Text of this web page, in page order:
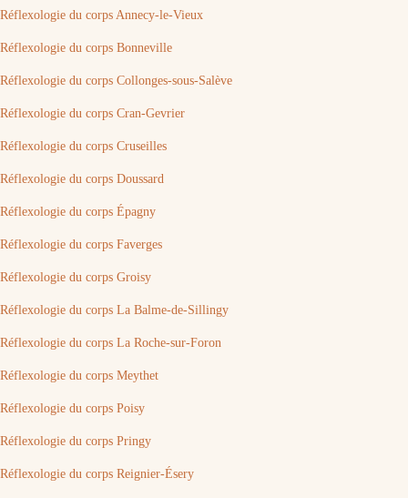
Réflexologie du corps Annecy-le-Vieux
Réflexologie du corps Bonneville
Réflexologie du corps Collonges-sous-Salève
Réflexologie du corps Cran-Gevrier
Réflexologie du corps Cruseilles
Réflexologie du corps Doussard
Réflexologie du corps Épagny
Réflexologie du corps Faverges
Réflexologie du corps Groisy
Réflexologie du corps La Balme-de-Sillingy
Réflexologie du corps La Roche-sur-Foron
Réflexologie du corps Meythet
Réflexologie du corps Poisy
Réflexologie du corps Pringy
Réflexologie du corps Reignier-Ésery